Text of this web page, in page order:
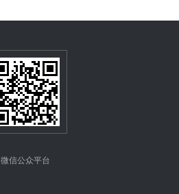
微信公众平台